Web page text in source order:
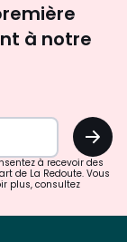
à notre
OK
à recevoir des
de La Redoute. Vous
plus, consultez